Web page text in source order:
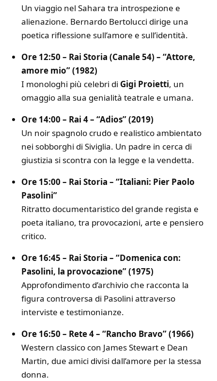
Un viaggio nel Sahara tra introspezione e
alienazione. Bernardo Bertolucci dirige una
poetica riflessione sull’amore e sull’identità.
Ore 12:50 – Rai Storia (Canale 54) – “Attore,
amore mio” (1982)
I monologhi più celebri di Gigi Proietti, un
omaggio alla sua genialità teatrale e umana.
Ore 14:00 – Rai 4 – “Adios” (2019)
Un noir spagnolo crudo e realistico ambientato
nei sobborghi di Siviglia. Un padre in cerca di
giustizia si scontra con la legge e la vendetta.
Ore 15:00 – Rai Storia – “Italiani: Pier Paolo
Pasolini”
Ritratto documentaristico del grande regista e
poeta italiano, tra provocazioni, arte e pensiero
critico.
Ore 16:45 – Rai Storia – “Domenica con:
Pasolini, la provocazione” (1975)
Approfondimento d’archivio che racconta la
figura controversa di Pasolini attraverso
interviste e testimonianze.
Ore 16:50 – Rete 4 – “Rancho Bravo” (1966)
Western classico con James Stewart e Dean
Martin, due amici divisi dall’amore per la stessa
donna.